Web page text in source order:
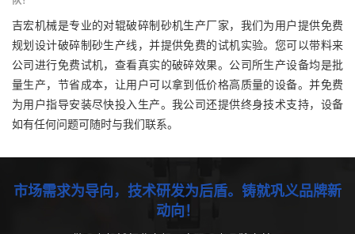
吉宏机械是专业的对辊破碎制砂机生产厂家，我们为用户提供免费
规划设计破碎制砂生产线，并提供免费的试机实验。您可以带料来
公司进行免费试机，查看真实的破碎效果。公司所生产设备均是批
量生产，节省成本，让用户可以拿到低价格高质量的设备。并免费
为用户指导安装尽快投入生产。我公司还提供终身技术支持，设备
如有任何问题可随时与我们联系。
市场需求为导向，技术研发为后盾。铸就巩义品牌新
动向！